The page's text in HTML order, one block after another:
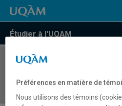
Étudier à l'UQAM
COURS//
sociale et collective
Préférences en matière de
Nous utilisons des témoins